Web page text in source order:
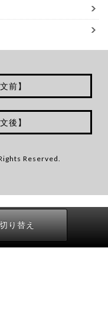
前】
後】
Reserved.
り替え